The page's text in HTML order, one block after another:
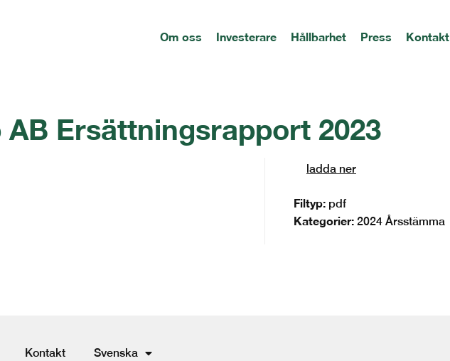
Om oss Investerare Hållbarhet Press Kontakt
Ersättningsrapport 2023
ladda ner
Filtyp: pdf
Kategorier: 2024 Årsstämma
Kontakt Svenska